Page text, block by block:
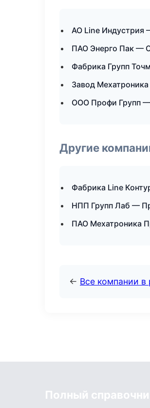
АО Line Индустрия
ПАО Энерго Пак —
Фабрика Групп
Завод
ООО Профи Групп
Другие
Фабрика Line
НПП Групп Лаб —
ПАО Мехатроника
← Все компании в
Полный